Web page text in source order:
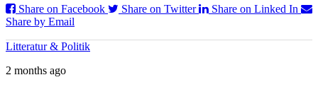
Share on Facebook
Share on Twitter
Share on Linked In
Share by Email
Litteratur & Politik
2 months ago